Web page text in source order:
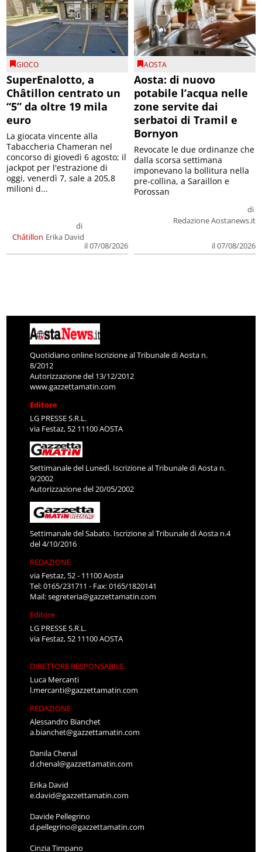
GIOCO
SuperEnalotto, a
Châtillon centrato un
“5” da oltre 19 mila
euro
Châtillon
di
Erika David
il 07/08/2026
La giocata vincente alla
Tabaccheria Chameran nel
concorso di giovedì 6 agosto; il
jackpot per l'estrazione di
oggi, venerdì 7, sale a 205,8
milioni d...
AOSTA
Aosta: di nuovo
potabile l’acqua nelle
zone servite dai
serbatoi di Tramil e
Bornyon
di
Redazione Aostanews.it
il 07/08/2026
Revocate le due ordinanze che
dalla scorsa settimana
imponevano la bollitura nella
pre-collina, a Saraillon e
Porossan
Quotidiano online Iscrizione al Tribunale di Aosta n.
8/2012
Autorizzazione del 13/12/2012
www.gazzettamatin.com
Editore
LG PRESSE S.R.L.
via Festaz, 52 11100 AOSTA
Settimanale del Lunedì. Iscrizione al Tribunale di Aosta n.
9/2002
Autorizzazione del 20/05/2002
Settimanale del Sabato. Iscrizione al Tribunale di Aosta n.4
del 4/10/2016
REDAZIONE
via Festaz, 52 - 11100 Aosta
Tel: 0165/231711 - Fax: 0165/1820141
Mail:segreteria@gazzettamatin.com
Editore
LG PRESSE S.R.L.
via Festaz, 52 11100 AOSTA
DIRETTORE RESPONSABILE
Luca Mercanti
l.mercanti@gazzettamatin.com
REDAZIONE
Alessandro Bianchet
a.bianchet@gazzettamatin.com
Danila Chenal
d.chenal@gazzettamatin.com
Erika David
e.david@gazzettamatin.com
Davide Pellegrino
d.pellegrino@gazzettamatin.com
Cinzia Timpano